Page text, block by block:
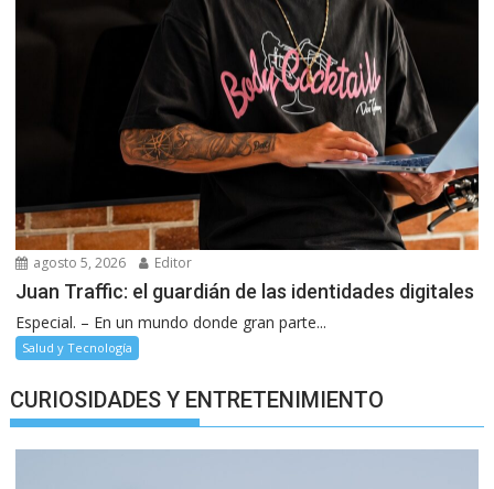
agosto 5, 2026 Editor
Juan Traffic: el guardián de las identidades digitales
Especial. – En un mundo donde gran parte...
Salud y Tecnología
CURIOSIDADES Y ENTRETENIMIENTO